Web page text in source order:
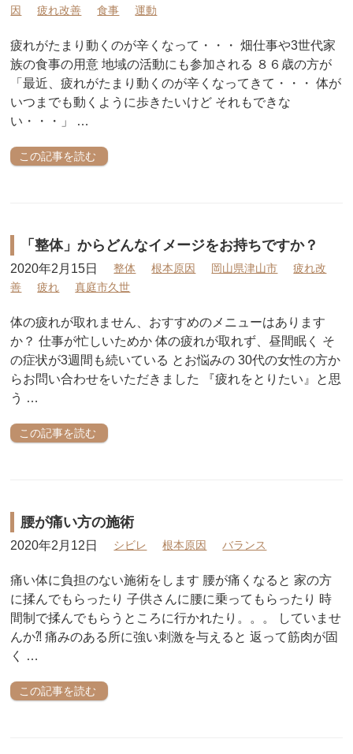
因
疲れ改善 食事 運動
疲れがたまり動くのが辛くなって・・・ 畑仕事や3世代家
族の食事の用意 地域の活動にも参加される ８６歳の方が
「最近、疲れがたまり動くのが辛くなってきて・・・ 体が
いつまでも動くように歩きたいけど それもできな
い・・・」 …
この記事を読む
「整体」からどんなイメージをお持ちですか？
2020年2月15日 整体 根本原因 岡山県津山市
疲れ改
善
疲れ 真庭市久世
体の疲れが取れません、おすすめのメニューはあります
か？ 仕事が忙しいためか 体の疲れが取れず、昼間眠く そ
の症状が3週間も続いている とお悩みの 30代の女性の方か
らお問い合わせをいただきました 『疲れをとりたい』と思
う …
この記事を読む
腰が痛い方の施術
2020年2月12日 シビレ 根本原因 バランス
痛い体に負担のない施術をします 腰が痛くなると 家の方
に揉んでもらったり 子供さんに腰に乗ってもらったり 時
間制で揉んでもらうところに行かれたり。。。 していませ
んか⁈ 痛みのある所に強い刺激を与えると 返って筋肉が固
く …
この記事を読む